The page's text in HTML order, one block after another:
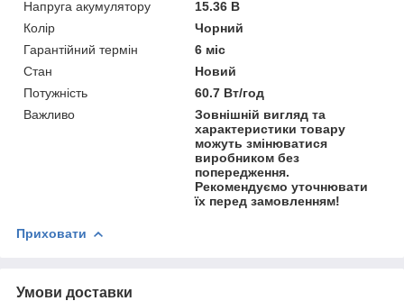
Напруга акумулятору
15.36 В
Колір
Чорний
Гарантійний термін
6 міс
Стан
Новий
Потужність
60.7 Вт/год
Важливо
Зовнішній вигляд та
характеристики товару
можуть змінюватися
виробником без
попередження.
Рекомендуємо уточнювати
їх перед замовленням!
Приховати
Умови доставки